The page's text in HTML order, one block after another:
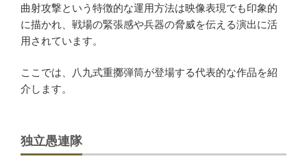
曲射攻撃という特徴的な運用方法は映像表現でも印象的
に描かれ、戦場の緊張感や兵器の脅威を伝える演出に活
用されています。
ここでは、八九式重擲弾筒が登場する代表的な作品を紹
介します。
独立愚連隊